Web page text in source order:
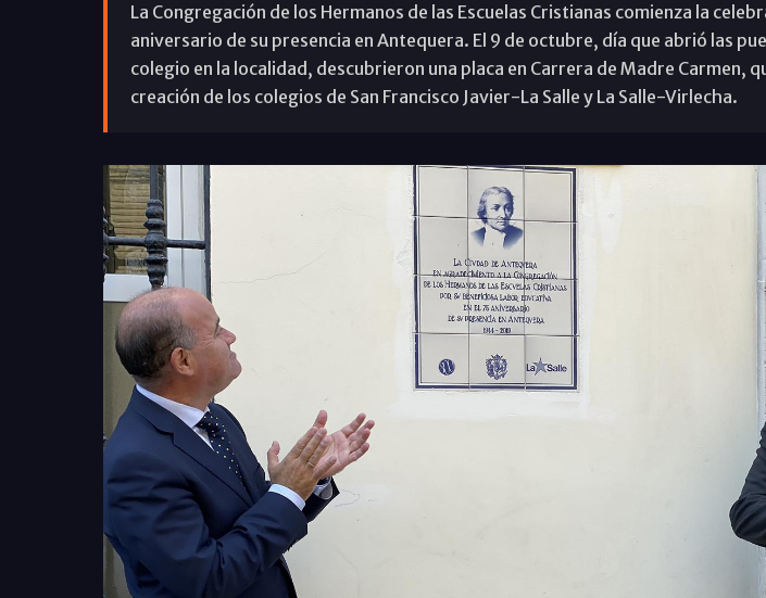
La Congregación de los Hermanos de las Escuelas Cristianas comienza la
aniversario de su presencia en Antequera. El 9 de octubre, día que abrió las
colegio en la localidad, descubrieron una placa en Carrera de Madre Carmen,
creación de los colegios de San Francisco Javier-La Salle y La Salle-Virlecha.